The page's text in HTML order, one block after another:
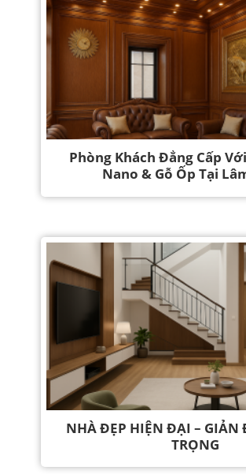
Phòng Khách Đẳng Cấp
Nano & Gỗ Ốp Tại
NHÀ ĐẸP HIỆN ĐẠI – GIẢN
TRỌNG